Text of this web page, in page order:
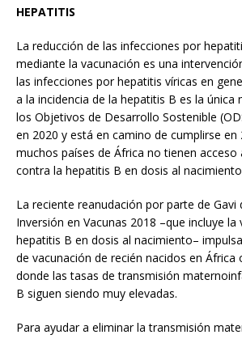
HEPATITIS
La reducción de las infecciones por
mediante la vacunación es una
las infecciones por hepatitis víricas en
a la incidencia de la hepatitis B es la única
los Objetivos de Desarrollo Sostenible
en 2020 y está en camino de cumplirse en
muchos países de África no tienen acceso
contra la hepatitis B en dosis al
La reciente reanudación por parte de Gavi
Inversión en Vacunas 2018 –que incluye la
hepatitis B en dosis al nacimiento–
de vacunación de recién nacidos en África
donde las tasas de transmisión
B siguen siendo muy elevadas.
Para ayudar a eliminar la transmisión